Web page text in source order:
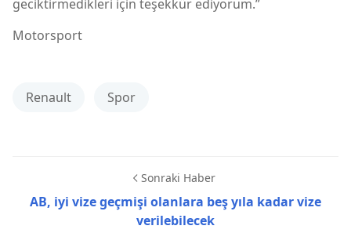
geciktirmedikleri için teşekkür ediyorum.”
Motorsport
Renault Spor
Sonraki Haber
AB, iyi vize geçmişi olanlara beş yıla kadar vize
verilebilecek